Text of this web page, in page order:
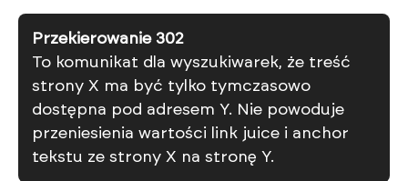
Przekierowanie 302
To komunikat dla wyszukiwarek, że treść
strony X ma być tylko tymczasowo
dostępna pod adresem Y. Nie powoduje
przeniesienia wartości link juice i anchor
tekstu ze strony X na stronę Y.